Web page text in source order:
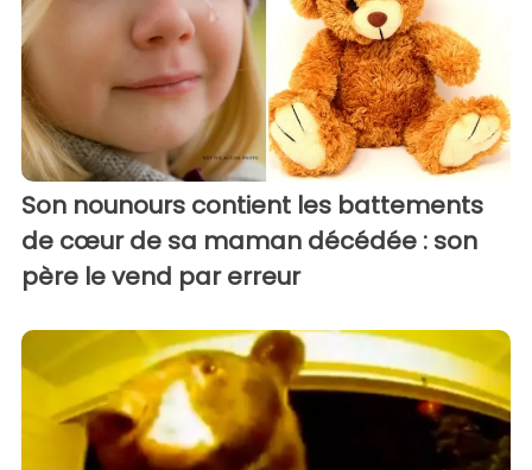
Son nounours contient les battements
de cœur de sa maman décédée : son
père le vend par erreur